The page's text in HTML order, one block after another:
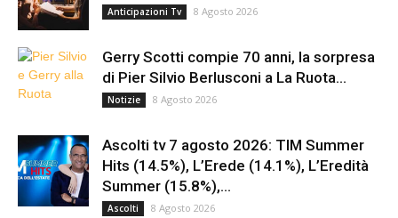
Anticipazioni Tv 8 Agosto 2026
Gerry Scotti compie 70 anni, la sorpresa
di Pier Silvio Berlusconi a La Ruota...
Notizie 8 Agosto 2026
Ascolti tv 7 agosto 2026: TIM Summer
Hits (14.5%), L’Erede (14.1%), L’Eredità
Summer (15.8%),...
Ascolti 8 Agosto 2026